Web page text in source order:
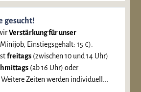
gesucht!
Verstärkung für unser
Einstiegsgehalt: 15 €).
freitags (zwischen 10 und 14 Uhr)
(ab 16 Uhr) oder
Weitere Zeiten werden individuell...